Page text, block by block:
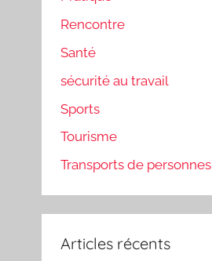
Rencontre
Santé
sécurité au travail
Sports
Tourisme
Transports de personnes
Articles récents